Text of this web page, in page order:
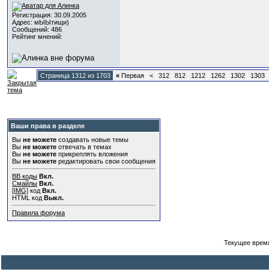
Регистрация: 30.09.2005
Адрес: мЫЫтищи)
Сообщений: 486
Рейтинг мнений:
Страница 1312 из 1703 « Первая < 312 812 1212 1262 1302 1303
Ваши права в разделе
Вы не можете создавать новые темы
Вы не можете отвечать в темах
Вы не можете прикреплять вложения
Вы не можете редактировать свои сообщения
BB коды Вкл.
Смайлы Вкл.
[IMG] код Вкл.
HTML код Выкл.
Правила форума
Текущее